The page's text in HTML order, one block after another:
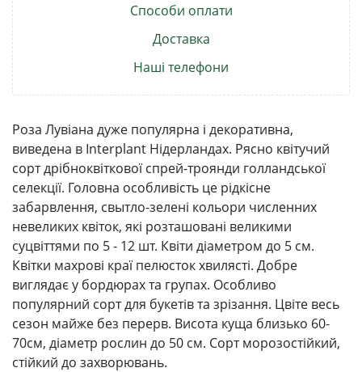
Способи оплати
Доставка
Наші телефони
Роза Лувіана дуже популярна і декоративна,
виведена в Interplant Нідерландах. Рясно квітучий
сорт дрібноквіткової спрей-троянди голландської
селекції. Головна особливість це рідкісне
забарвлення, свытло-зелені кольори численних
невеликих квіток, які розташовані великими
суцвіттями по 5 - 12 шт. Квіти діаметром до 5 см.
Квітки махрові краї пелюсток хвилясті. Добре
виглядає у бордюрах та групах. Особливо
популярний сорт для букетів та зрізання. Цвіте весь
сезон майже без перерв. Висота куща близько 60-
70см, діаметр рослин до 50 см. Сорт морозостійкий,
стійкий до захворювань.